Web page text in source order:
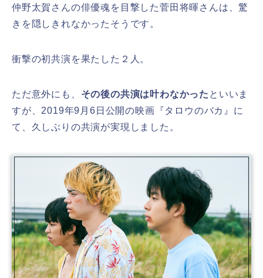
仲野太賀さんの俳優魂を目撃した菅田将暉さんは、驚
きを隠しきれなかったそうです。
衝撃の初共演を果たした２人。
ただ意外にも、 その後の共演は叶わなかった といいま
すが、2019年9月6日公開の映画『タロウのバカ』に
て、久しぶりの共演が実現しました。